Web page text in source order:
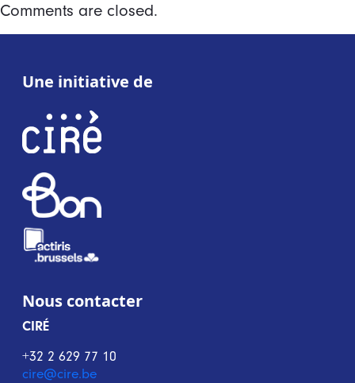
Comments are closed.
Une initiative de
Nous contacter
CIRÉ
+32 2 629 77 10
cire@cire.be